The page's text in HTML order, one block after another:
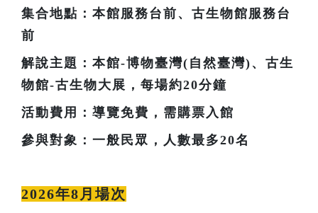
集合地點：本館服務台前、古生物館服務台
前
解說主題：本館-博物臺灣(自然臺灣)、古生
物館-古生物大展，每場約20分鐘
活動費用：導覽免費，需購票入館
參與對象：一般民眾，人數最多20名
2026年8月場次